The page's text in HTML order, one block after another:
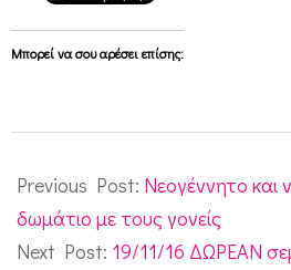
Μπορεί να σου αρέσει επίσης:
11-
09
Previous Post: Νεογέννητο και
δωμάτιο με τους γονείς
Next Post: 19/11/16 ΔΩΡΕΑΝ